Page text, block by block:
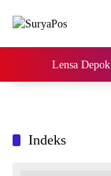
HomeLensa Depok
Indeks